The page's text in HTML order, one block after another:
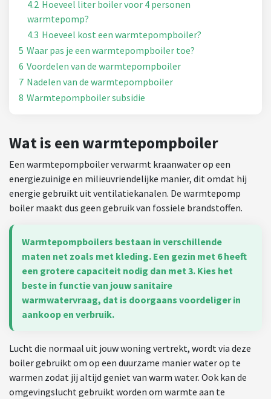
4.2 Hoeveel liter boiler voor 4 personen
warmtepomp?
4.3 Hoeveel kost een warmtepompboiler?
5 Waar pas je een warmtepompboiler toe?
6 Voordelen van de warmtepompboiler
7 Nadelen van de warmtepompboiler
8 Warmtepompboiler subsidie
Wat is een warmtepompboiler
Een warmtepompboiler verwarmt kraanwater op een
energiezuinige en milieuvriendelijke manier, dit omdat hij
energie gebruikt uit ventilatiekanalen. De warmtepomp
boiler maakt dus geen gebruik van fossiele brandstoffen.
Warmtepompboilers bestaan in verschillende
maten net zoals met kleding. Een gezin met 6 heeft
een grotere capaciteit nodig dan met 3. Kies het
beste in functie van jouw sanitaire
warmwatervraag, dat is doorgaans voordeliger in
aankoop en verbruik.
Lucht die normaal uit jouw woning vertrekt, wordt via deze
boiler gebruikt om op een duurzame manier water op te
warmen zodat jij altijd geniet van warm water. Ook kan de
omgevingslucht gebruikt worden om warmte aan te